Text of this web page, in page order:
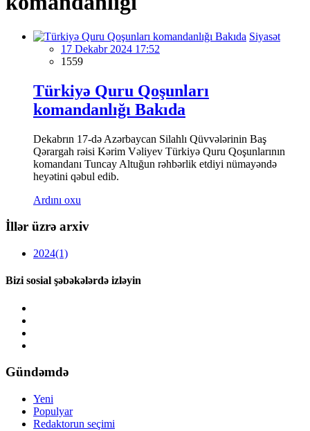
Siyasət
17 Dekabr 2024 17:52
1559
Türkiyə Quru Qoşunları
komandanlığı Bakıda
Dekabrın 17-də Azərbaycan Silahlı Qüvvələrinin Baş
Qərargah rəisi Kərim Vəliyev Türkiyə Quru Qoşunlarının
komandanı Tuncay Altuğun rəhbərlik etdiyi nümayəndə
heyətini qəbul edib.
Ardını oxu
İllər üzrə arxiv
2024(1)
Bizi sosial şəbəkələrdə izləyin
Gündəmdə
Yeni
Populyar
Redaktorun seçimi